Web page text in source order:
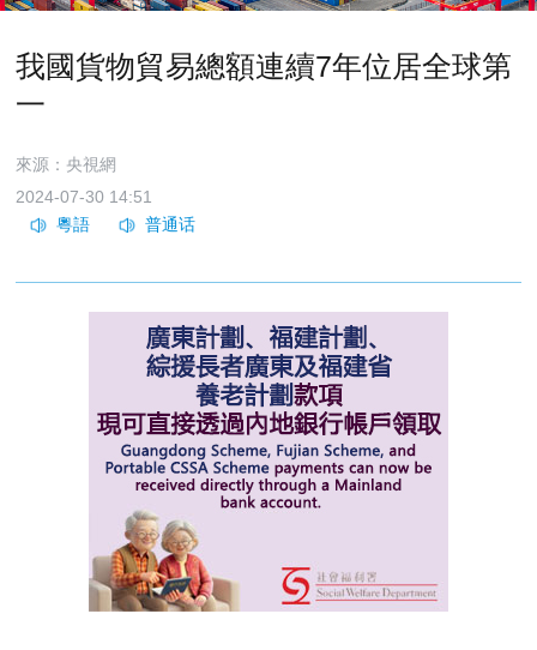
我國貨物貿易總額連續7年位居全球第
一
來源：央視網
2024-07-30 14:51